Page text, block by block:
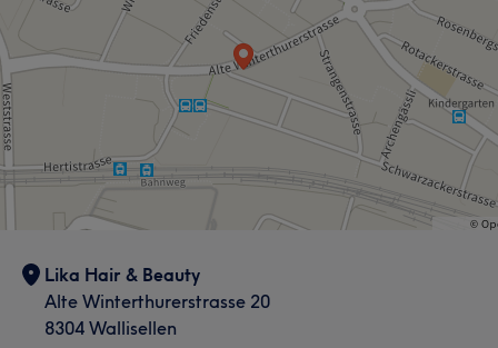
Lika Hair & Beauty
Alte Winterthurerstrasse 20
8304 Wallisellen